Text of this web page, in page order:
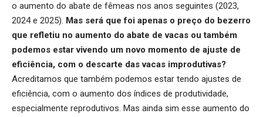
o aumento do abate de fêmeas nos anos seguintes (2023,
2024 e 2025). Mas será que foi apenas o preço do bezerro
que refletiu no aumento do abate de vacas ou também
podemos estar vivendo um novo momento de ajuste de
eficiência, com o descarte das vacas improdutivas?
Acreditamos que também podemos estar tendo ajustes de
eficiência, com o aumento dos índices de produtividade,
especialmente reprodutivos. Mas ainda sim esse aumento do